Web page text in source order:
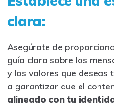
clara:
Asegúrate de
guía clara sobre los
y los valores que deseas
a garantizar que el
alineado con tu